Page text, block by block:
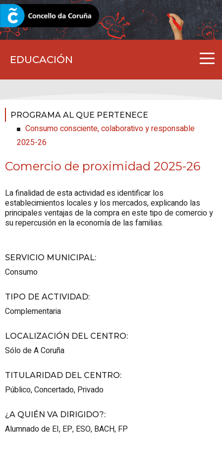
EDUCACIÓN
CORUNA.GAL
PROGRAMA AL QUE PERTENECE
Consumo consciente, colaborativo y responsable
2025-26
Comercio de proximidad 2025-26
La finalidad de esta actividad es identificar los
establecimientos locales y los mercados, explicando las
principales ventajas de la compra en este tipo de comercio y
su repercusión en la economía de las familias.
SERVICIO MUNICIPAL:
Consumo
TIPO DE ACTIVIDAD:
Complementaria
LOCALIZACIÓN DEL CENTRO:
Sólo de A Coruña
TITULARIDAD DEL CENTRO:
Público,Concertado, Privado
¿A QUIÉN VA DIRIGIDO?:
Alumnado de EI, EP, ESO, BACH, FP